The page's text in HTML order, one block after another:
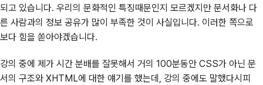
되고 있습니다. 우리의 문화적인 특징때문인지 모르겠지만 문서화나 다
른 사람과의 정보 공유가 많이 부족한 것이 사실입니다. 이러한 쪽으로
보다 힘을 쏟아야겠습니다.
강의 중에 제가 시간 분배를 잘못해서 거의 100분동안 CSS가 아닌 문
서의 구조와 XHTML에 대한 얘기를 했는데, 강의 중에도 말했다시피